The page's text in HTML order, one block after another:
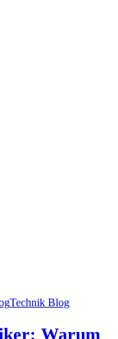
Technik Blog
Warum